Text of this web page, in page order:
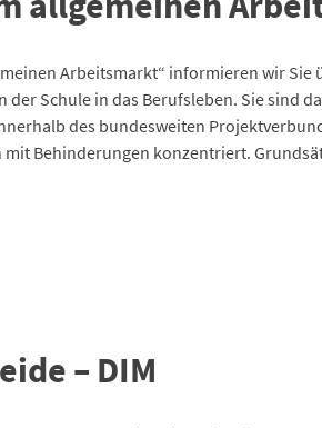
Arbeitsmarkt“ informieren wir Sie
Schule in das Berufsleben. Sie sind
des bundesweiten
Behinderungen konzentriert.
– DIM